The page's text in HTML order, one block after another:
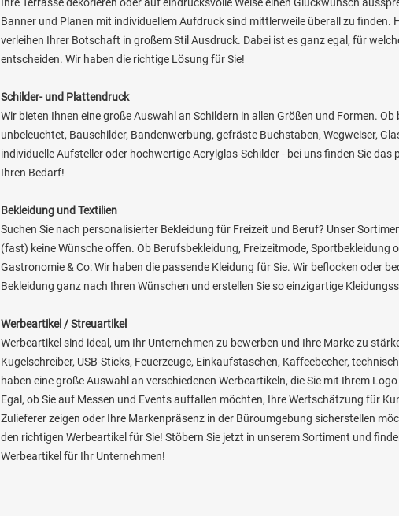
Banner und Planen mit individuellem Aufdruck sind mittlerweile überall zu finden.
verleihen Ihrer Botschaft in großem Stil Ausdruck. Dabei ist es ganz egal, für
entscheiden. Wir haben die richtige Lösung für Sie!
Schilder- und Plattendruck
Wir bieten Ihnen eine große Auswahl an Schildern in allen Größen und Formen. Ob
unbeleuchtet, Bauschilder, Bandenwerbung, gefräste Buchstaben, Wegweiser,
individuelle Aufsteller oder hochwertige Acrylglas-Schilder - bei uns finden Sie das
Ihren Bedarf!
Bekleidung und Textilien
Suchen Sie nach personalisierter Bekleidung für Freizeit und Beruf? Unser
(fast) keine Wünsche offen. Ob Berufsbekleidung, Freizeitmode, Sportbekleidung
Gastronomie & Co: Wir haben die passende Kleidung für Sie. Wir beflocken oder
Bekleidung ganz nach Ihren Wünschen und erstellen Sie so einzigartige
Werbeartikel / Streuartikel
Werbeartikel sind ideal, um Ihr Unternehmen zu bewerben und Ihre Marke zu
Kugelschreiber, USB-Sticks, Feuerzeuge, Einkaufstaschen, Kaffeebecher,
haben eine große Auswahl an verschiedenen Werbeartikeln, die Sie mit Ihrem
Egal, ob Sie auf Messen und Events auffallen möchten, Ihre Wertschätzung für
Zulieferer zeigen oder Ihre Markenpräsenz in der Büroumgebung sicherstellen
den richtigen Werbeartikel für Sie! Stöbern Sie jetzt in unserem Sortiment und
Werbeartikel für Ihr Unternehmen!